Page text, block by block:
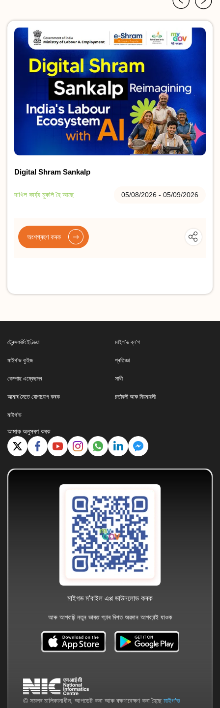
দাখিল কাৰ্য্য মুকলি হৈ আছে 05/08/2026 - 05/09/2026
Digital Shram Sankalp
অংশগ্ৰহণ কৰক
ট্ৰেন্সফৰ্মিংইণ্ডিয়া মাইগ'ভ ব্ল'গ
মাইগ'ভ কুইজ প্ৰতিজ্ঞা
কেম্পাছ এম্বেছাদৰ সাথী
আমাৰ সৈতে যোগাযোগ কৰক চৰ্তাৱলী আৰু নিয়মাৱলী
মাইগ'ভ
আমাক অনুসৰণ কৰক
© সমলৰ মালিকানাধীন, আপডেট কৰা আৰু ৰক্ষণাবেক্ষণ কৰা হৈছে মাইগ'ভ
মাইগভ ম'বাইল এপ্প ডাউনলোড কৰক
আৰু আগবাঢ়ি নতুন ভাৰত গঢ়াৰ দিশত অৱদান আগবঢ়াই যাওক